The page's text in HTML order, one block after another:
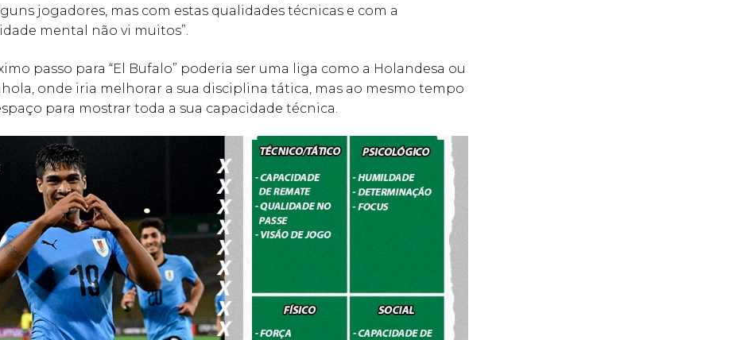
jogadores, mas com estas qualidades técnicas e com a
mental não vi muitos”.
passo para “El Bufalo” poderia ser uma liga como a Holandesa ou
onde iria melhorar a sua disciplina tática, mas ao mesmo tempo
para mostrar toda a sua capacidade técnica.